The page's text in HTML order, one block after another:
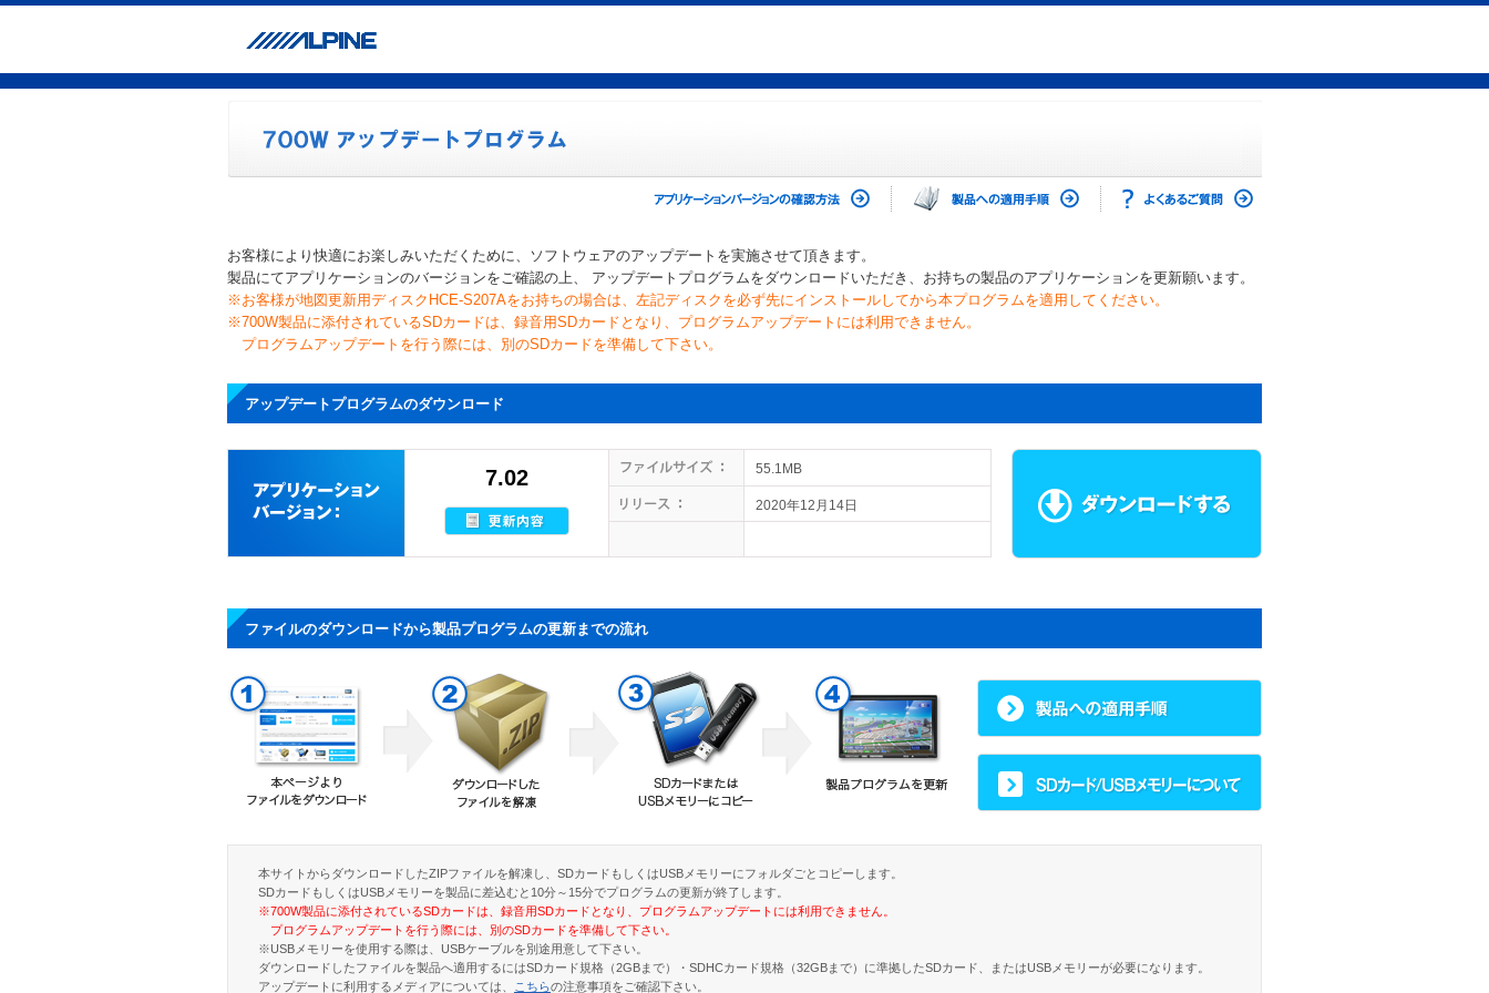
お客様により快適にお楽しみいただくために、ソフトウェアのアップデートを実施させて頂きます。
製品にてアプリケーションのバージョンをご確認の上、 アップデートプログラムをダウンロードいただき、お持ちの製品のアプリケーションを更新願います。
※お客様が地図更新用ディスクHCE-S207Aをお持ちの場合は、左記ディスクを必ず先にインストールしてから本プログラムを適用してください。
※700W製品に添付されているSDカードは、録音用SDカードとなり、プログラムアップデートには利用できません。
プログラムアップデートを行う際には、別のSDカードを準備して下さい。
アップデートプログラムのダウンロード
7.02 55.1MB
2020年12月14日
ファイルのダウンロードから製品プログラムの更新までの流れ
本サイトからダウンロードしたZIPファイルを解凍し、SDカードもしくはUSBメモリーにフォルダごとコピーします。
SDカードもしくはUSBメモリーを製品に差込むと10分～15分でプログラムの更新が終了します。
※700W製品に添付されているSDカードは、録音用SDカードとなり、プログラムアップデートには利用できません。
プログラムアップデートを行う際には、別のSDカードを準備して下さい。
※USBメモリーを使用する際は、USBケーブルを別途用意して下さい。
ダウンロードしたファイルを製品へ適用するにはSDカード規格（2GBまで）・SDHCカード規格（32GBまで）に準拠したSDカード、またはUSBメモリーが必要になります。
アップデートに利用するメディアについては、
こちらの注意事項をご確認下さい。